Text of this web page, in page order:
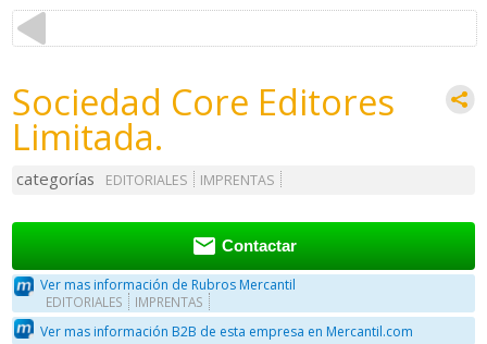
Sociedad Core Editores
Limitada.
categorías EDITORIALES IMPRENTAS
 Contactar
Ver mas información de Rubros Mercantil
EDITORIALES IMPRENTAS
Ver mas información B2B de esta empresa en Mercantil.com